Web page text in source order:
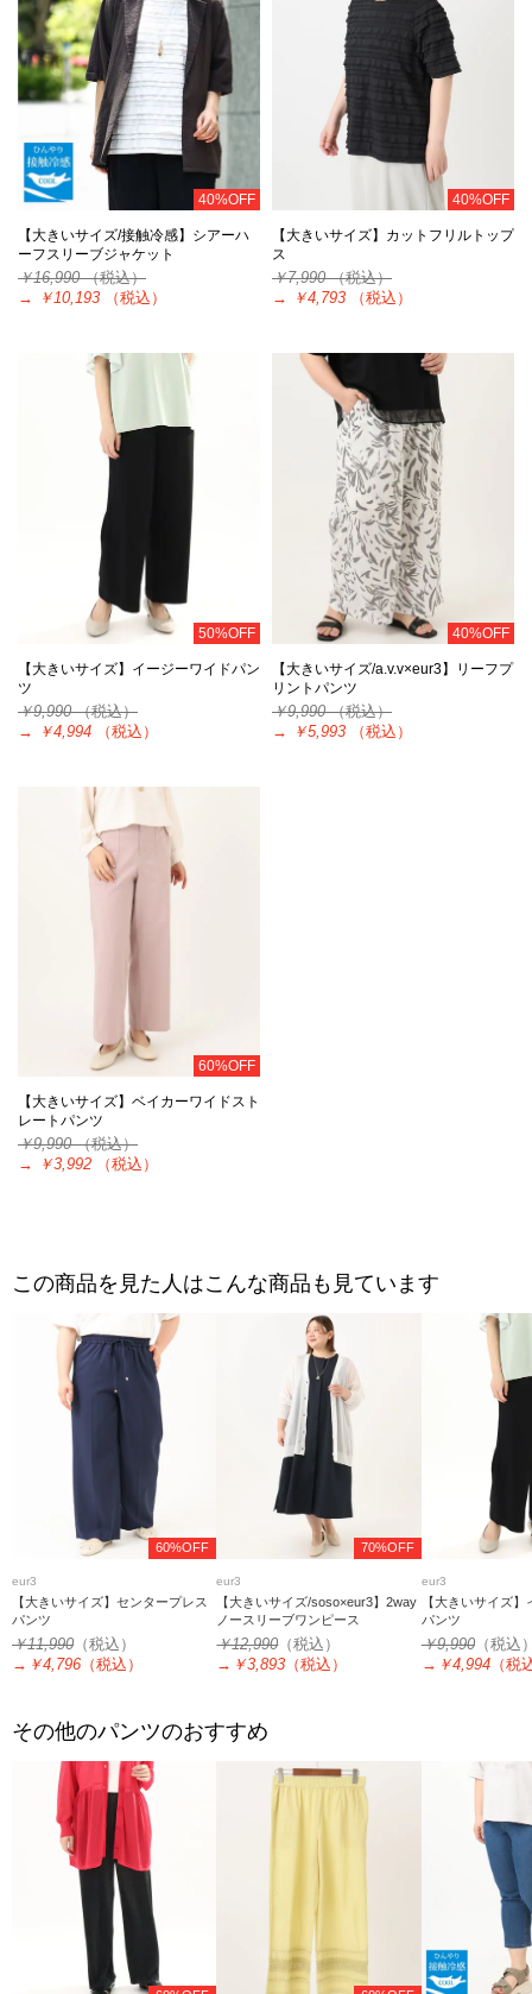
40%OFF
【大きいサイズ/接触冷感】シアーハ
ーフスリーブジャケット
￥16,990（税込）
→
￥10,193 （税込）
40%OFF
【大きいサイズ】カットフリルトップ
ス
￥7,990（税込）
→
￥4,793 （税込）
50%OFF
【大きいサイズ】イージーワイドパン
ツ
￥9,990（税込）
→
￥4,994 （税込）
40%OFF
【大きいサイズ/a.v.v×eur3】リーフプ
リントパンツ
￥9,990（税込）
→
￥5,993 （税込）
60%OFF
【大きいサイズ】ベイカーワイドスト
レートパンツ
￥9,990（税込）
→
￥3,992 （税込）
この商品を見た人はこんな商品も見ています
60%OFF
eur3
【大きいサイズ】センタープレス
パンツ
￥11,990 （税込）
→ ￥4,796 （税込）
70%OFF
eur3
【大きいサイズ/soso×eur3】2way
ノースリーブワンピース
￥12,990（税込）
→ ￥3,893 （税込）
eur3
【大きいサイズ
パンツ
￥9,990（税込
→ ￥4,994（税
その他のパンツのおすすめ